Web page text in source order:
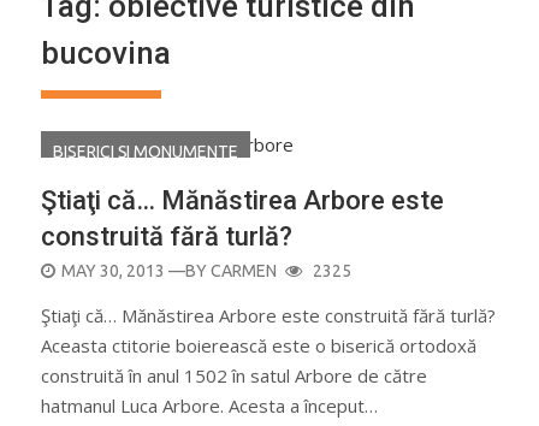
bucovina
BISERICI ŞI MONUMENTE
Ştiaţi că… Mănăstirea Arbore este
construită fără turlă?
POSTED
MAY 30, 2013 —BYCARMEN 2325
Ştiaţi că… Mănăstirea Arbore este construită fără turlă?
Aceasta ctitorie boierească este o biserică ortodoxă
construită în anul 1502 în satul Arbore de către
hatmanul Luca Arbore. Acesta a început…